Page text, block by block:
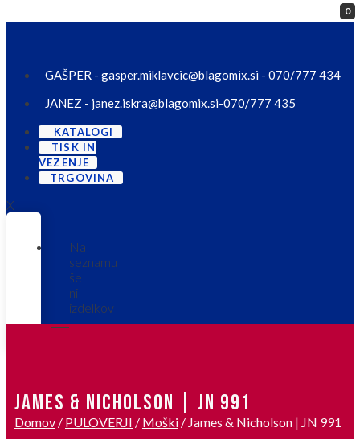
GAŠPER - gasper.miklavcic@blagomix.si - 070/777 434
JANEZ - janez.iskra@blagomix.si-070/777 435
KATALOGI
TISK IN
VEZENJE
TRGOVINA
0
X
Na
seznamu
še
ni
izdelkov
JAMES & NICHOLSON | JN 991
Domov / PULOVERJI / Moški / James & Nicholson | JN 991